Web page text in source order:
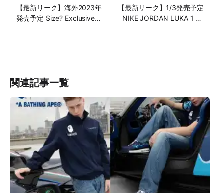
【最新リーク】海外2023年
発売予定 Size? Exclusive
【最新リーク】1/3発売予定
NIKE JORDAN LUKA 1 PF
関連記事一覧